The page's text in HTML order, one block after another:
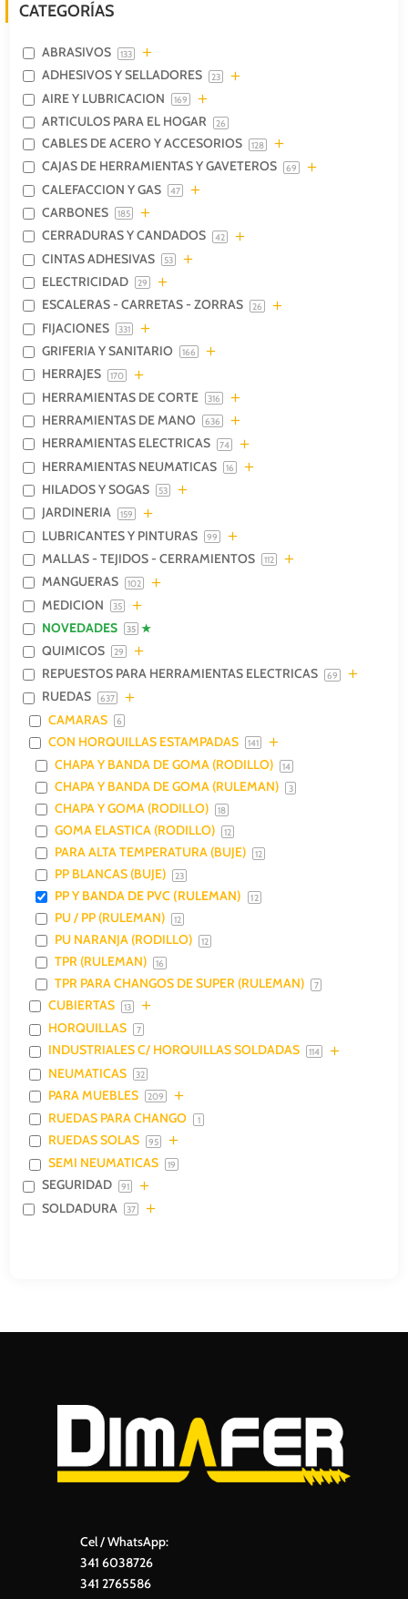
CATEGORÍAS
ABRASIVOS 133
ADHESIVOS Y SELLADORES 23
AIRE Y LUBRICACION 169
ARTICULOS PARA EL HOGAR 26
CABLES DE ACERO Y ACCESORIOS 128
CAJAS DE HERRAMIENTAS Y GAVETEROS 69
CALEFACCION Y GAS 47
CARBONES 185
CERRADURAS Y CANDADOS 42
CINTAS ADHESIVAS 53
ELECTRICIDAD 29
ESCALERAS - CARRETAS - ZORRAS 26
FIJACIONES 331
GRIFERIA Y SANITARIO 166
HERRAJES 170
HERRAMIENTAS DE CORTE 316
HERRAMIENTAS DE MANO 636
HERRAMIENTAS ELECTRICAS 74
HERRAMIENTAS NEUMATICAS 16
HILADOS Y SOGAS 53
JARDINERIA 159
LUBRICANTES Y PINTURAS 99
MALLAS - TEJIDOS - CERRAMIENTOS 112
MANGUERAS 102
MEDICION 35
NOVEDADES 35
QUIMICOS 29
REPUESTOS PARA HERRAMIENTAS ELECTRICAS 69
RUEDAS 637
CAMARAS 6
CON HORQUILLAS ESTAMPADAS 141
CHAPA Y BANDA DE GOMA (RODILLO) 14
CHAPA Y BANDA DE GOMA (RULEMAN) 3
CHAPA Y GOMA (RODILLO) 18
GOMA ELASTICA (RODILLO) 12
PARA ALTA TEMPERATURA (BUJE) 12
PP BLANCAS (BUJE) 23
PP Y BANDA DE PVC (RULEMAN) 12
PU / PP (RULEMAN) 12
PU NARANJA (RODILLO) 12
TPR (RULEMAN) 16
TPR PARA CHANGOS DE SUPER (RULEMAN) 7
CUBIERTAS 13
HORQUILLAS 7
INDUSTRIALES C/ HORQUILLAS SOLDADAS 114
NEUMATICAS 32
PARA MUEBLES 209
RUEDAS PARA CHANGO 1
RUEDAS SOLAS 95
SEMI NEUMATICAS 19
SEGURIDAD 91
SOLDADURA 37
Cel / WhatsApp:
341 6038726
341 2765586